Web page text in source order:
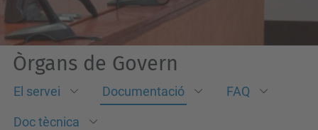
Òrgans de Govern
El servei Documentació FAQ
Doc tècnica